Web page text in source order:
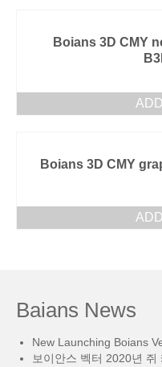
Boians 3D CMY
Boians 3D CMY
Baians News
New Launching Boians
보이안스 벡터 2020년 쥐